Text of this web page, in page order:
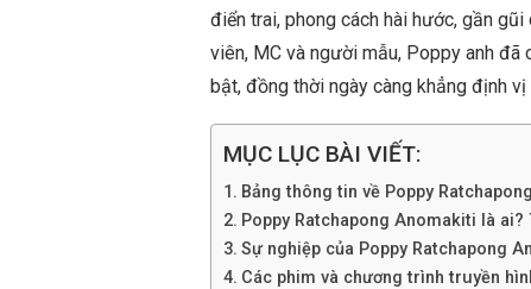
điển trai, phong cách hài hước, gần
viên, MC và người mẫu, Poppy anh
bật, đồng thời ngày càng khẳng định
MỤC LỤC BÀI VIẾT:
Bảng thông tin về Poppy
Poppy Ratchapong Anomakiti là
Sự nghiệp của Poppy Ratchapong
Các phim và chương trình truyền